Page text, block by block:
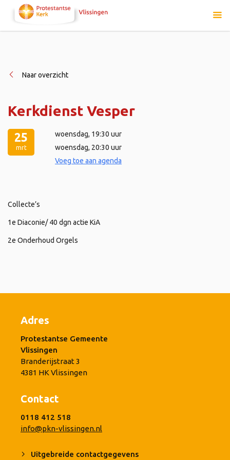
Naar overzicht
Kerkdienst Vesper
25
mrt
woensdag, 19:30 uur
woensdag, 20:30 uur
Voeg toe aan agenda
Collecte’s
1e Diaconie/ 40 dgn actie KiA
2e Onderhoud Orgels
Adres
Protestantse Gemeente
Vlissingen
Branderijstraat 3
4381 HK Vlissingen
Contact
0118 412 518
info@pkn-vlissingen.nl
Uitgebreide contactgegevens